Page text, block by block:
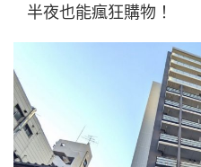
半夜也能瘋狂購物！